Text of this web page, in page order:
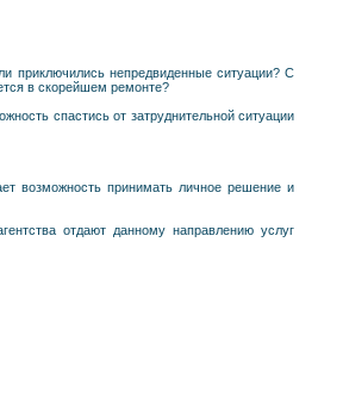
приключились непредвиденные ситуации? С
в скорейшем ремонте?
спастись от затруднительной ситуации
возможность принимать личное решение и
отдают данному направлению услуг